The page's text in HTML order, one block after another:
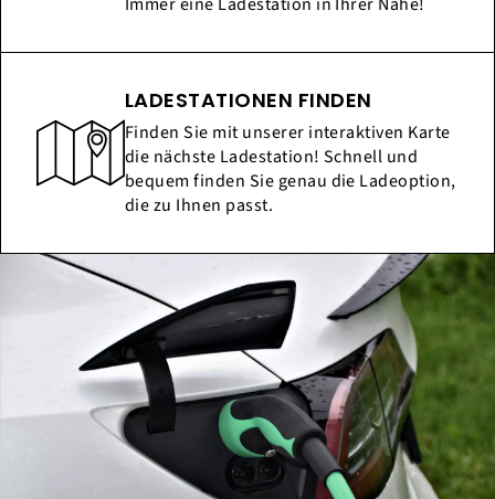
LADESTATIONEN FINDEN
Finden Sie mit unserer interaktiven Karte
die nächste Ladestation! Schnell und
bequem finden Sie genau die Ladeoption,
die zu Ihnen passt.